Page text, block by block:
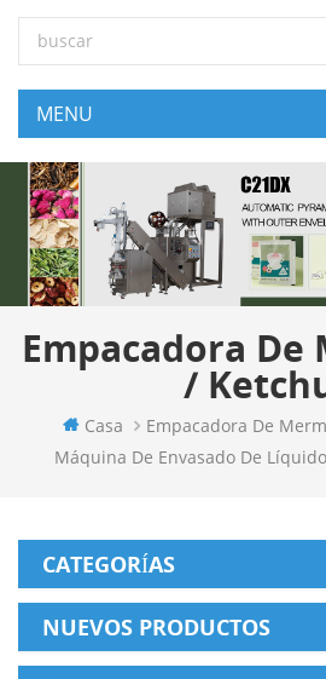
Empacadora De
/
Casa
Empacadora De
Máquina De Envasado De
CATEGORÍAS
NUEVOS PRODUCTOS